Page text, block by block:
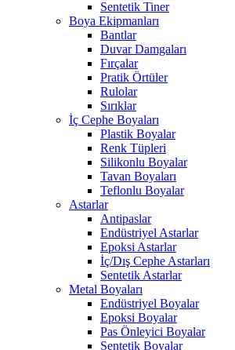
Sentetik Tiner
Boya Ekipmanları
Bantlar
Duvar Damgaları
Fırçalar
Pratik Örtüler
Rulolar
Sırıklar
İç Cephe Boyaları
Plastik Boyalar
Renk Tüpleri
Silikonlu Boyalar
Tavan Boyaları
Teflonlu Boyalar
Astarlar
Antipaslar
Endüstriyel Astarlar
Epoksi Astarlar
İç/Dış Cephe Astarları
Sentetik Astarlar
Metal Boyaları
Endüstriyel Boyalar
Epoksi Boyalar
Pas Önleyici Boyalar
Sentetik Boyalar